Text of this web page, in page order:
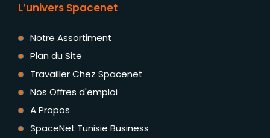
L’univers Spacenet
Notre Assortiment
Plan du Site
Travailler Chez Spacenet
Nos Offres d'emploi
A Propos
SpaceNet Tunisie Business